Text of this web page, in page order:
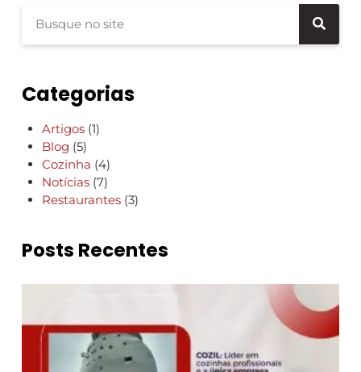
Categorias
Artigos (1)
Blog (5)
Cozinha (4)
Notícias (7)
Restaurantes (3)
Posts Recentes